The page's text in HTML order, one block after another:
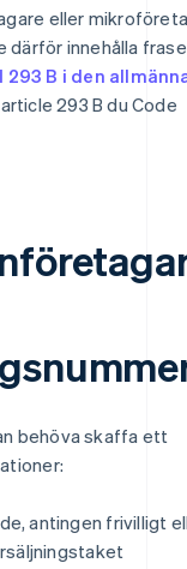
eller
innehålla
293 B i den
293 B du Code
behöva skaffa ett
antingen frivilligt